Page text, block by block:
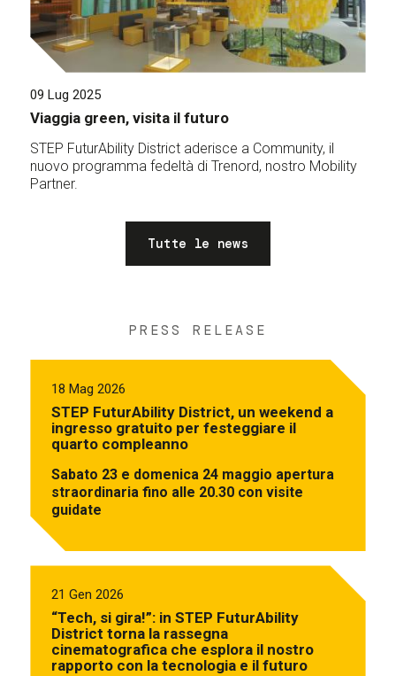
09 Lug 2025
Viaggia green, visita il futuro
STEP FuturAbility District aderisce a Community, il
nuovo programma fedeltà di Trenord, nostro Mobility
Partner.
Tutte le news
PRESS RELEASE
18 Mag 2026
STEP FuturAbility District, un weekend a
ingresso gratuito per festeggiare il
quarto compleanno
Sabato 23 e domenica 24 maggio apertura
straordinaria fino alle 20.30 con visite
guidate
21 Gen 2026
“Tech, si gira!”: in STEP FuturAbility
District torna la rassegna
cinematografica che esplora il nostro
rapporto con la tecnologia e il futuro